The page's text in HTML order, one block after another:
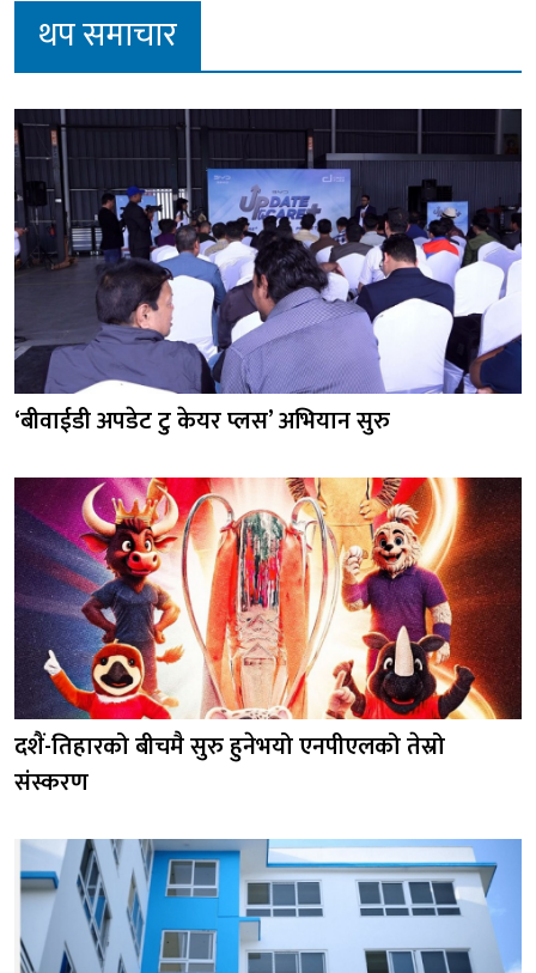
थप समाचार
‘बीवाईडी अपडेट टु केयर प्लस’ अभियान सुरु
दशैं-तिहारको बीचमै सुरु हुनेभयो एनपीएलको तेस्रो
संस्करण